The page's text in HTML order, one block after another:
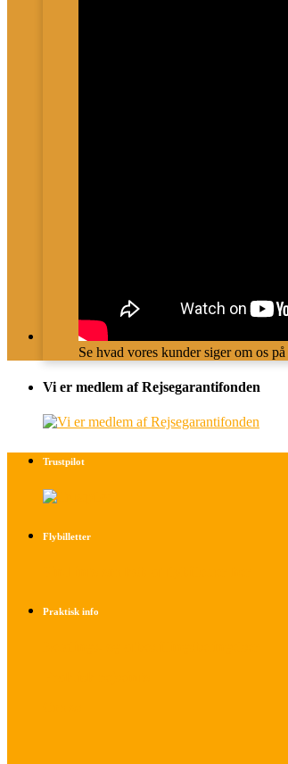
Se hvad vores kunder siger om os på
Vi er medlem af Rejsegarantifonden
Trustpilot
Flybilletter
Praktisk info